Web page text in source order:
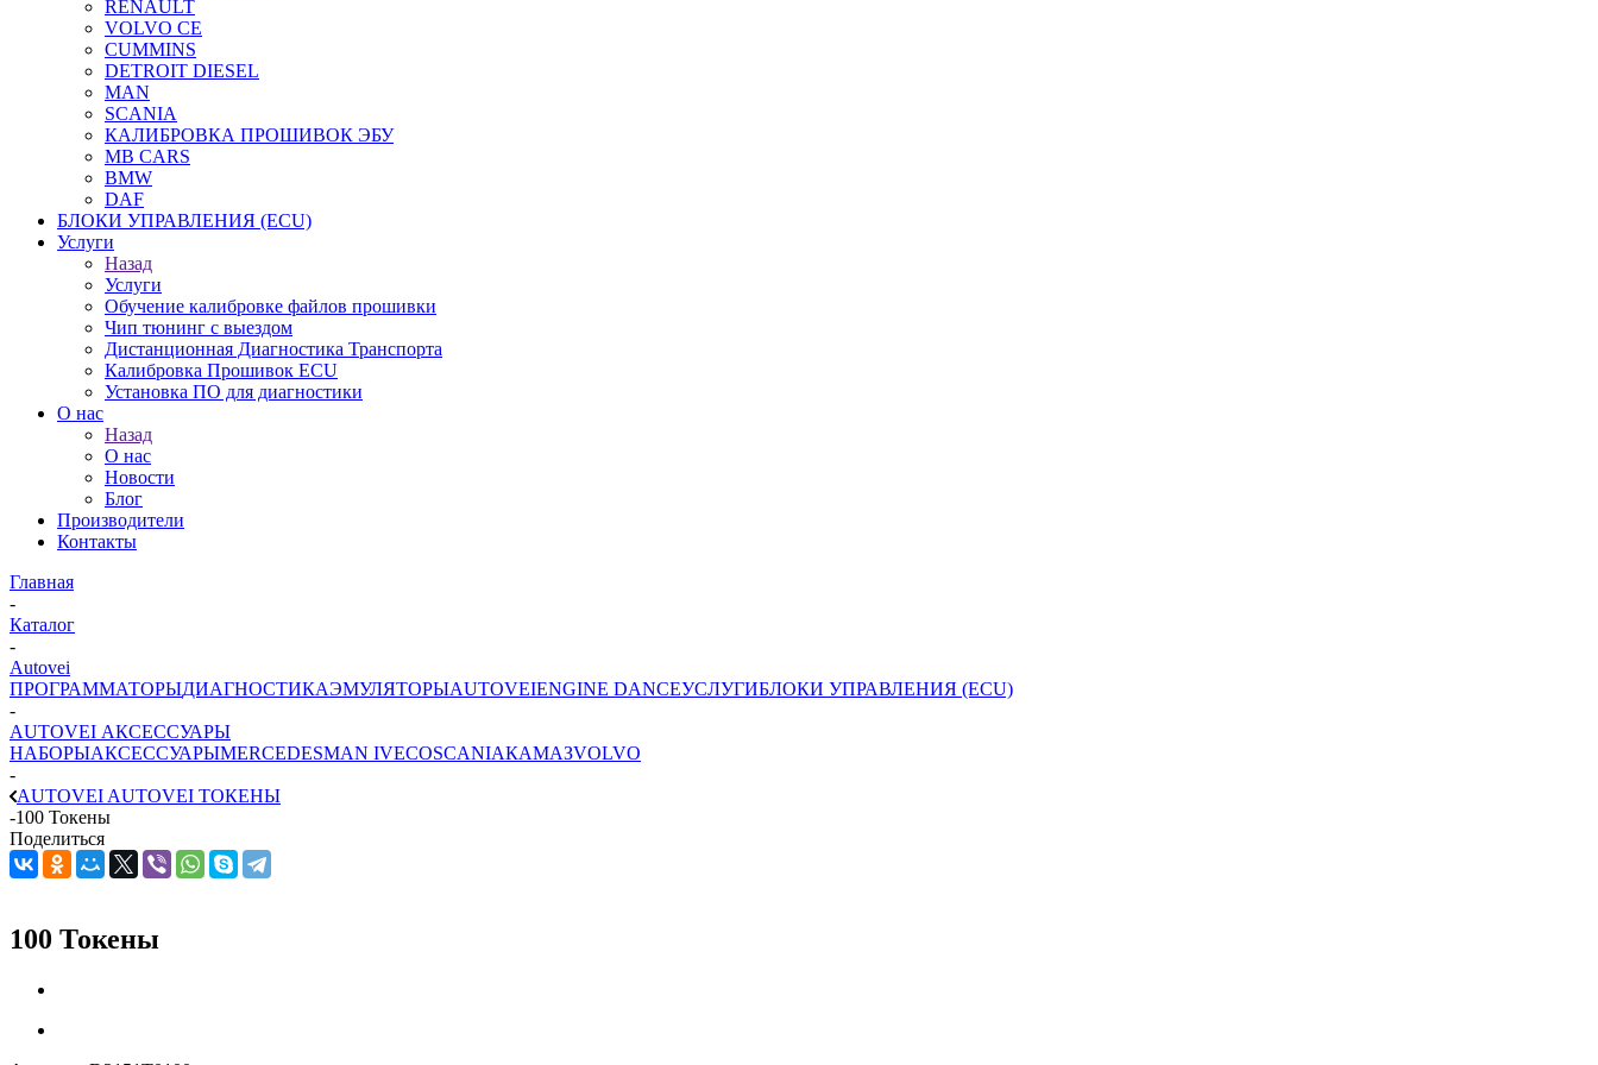
RENAULT
VOLVO CE
CUMMINS
DETROIT DIESEL
MAN
SCANIA
КАЛИБРОВКА ПРОШИВОК ЭБУ
MB CARS
BMW
DAF
БЛОКИ УПРАВЛЕНИЯ (ECU)
Услуги
Назад
Услуги
Обучение калибровке файлов прошивки
Чип тюнинг с выездом
Дистанционная Диагностика Транспорта
Калибровка Прошивок ECU
Установка ПО для диагностики
О нас
Назад
О нас
Новости
Блог
Производители
Контакты
Главная
-
Каталог
-
Autovei
ПРОГРАММАТОРЫДИАГНОСТИКАЭМУЛЯТОРЫAUTOVEIENGINE DANCEУСЛУГИБЛОКИ УПРАВЛЕНИЯ (ECU)
-
AUTOVEI АКСЕССУАРЫ
НАБОРЫАКСЕССУАРЫMERCEDESMAN IVECOSCANIAКАМАЗVOLVO
-
AUTOVEI AUTOVEI ТОКЕНЫ
-100 Токены
Поделиться
100 Токены